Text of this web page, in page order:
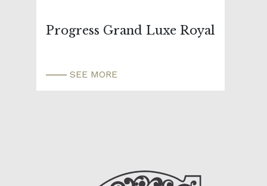
Progress Grand Luxe Royal
SEE MORE